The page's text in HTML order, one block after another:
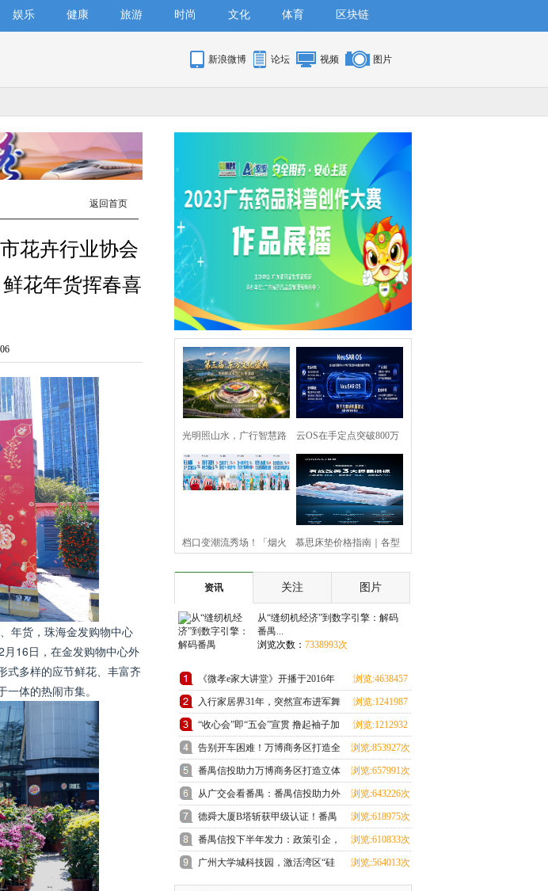
娱乐 健康 旅游 时尚 文化 体育 区块链
新浪微博 论坛 视频 图片
返回首页
花卉行业协会
花年货挥春喜
年货，珠海金发购物中心
月16日，在金发购物中心外
式多样的应节鲜花、丰富齐
体的热闹市集。
光明照山水，广行智慧路 云OS在手定点突破800万
套，盈利韧性持续释放，
睿驰领跑智能汽车软件增
档口变潮流秀场！「烟火
业带消费新势能
慕思床垫价格指南｜各型
全公开
资讯 关注 图片
从“缝纫机经济”到数字引擎：解码
番禺...
浏览次数： 7338993次
《微孝e家大讲堂》开播于2016年
浏览:4638457
次
入行家居界31年，突然宣布进军舞
蹈界？红星美凯龙究竟在闹哪
young？！
浏览:1241987
次
“收心会”即“五会”宣贯 撸起袖子加
油干
浏览:1212932
次
告别开车困难！万博商务区打造全
市第一地下环路导航
浏览:853927次
番禺信投助力万博商务区打造立体
交通，重塑番禺出行新格局
浏览:657991次
从广交会看番禺：番禺信投助力外
贸腾飞之路
浏览:643226次
德舜大厦B塔斩获甲级认证！番禺
信投赋能湾区商务新高度
浏览:618975次
番禺信投下半年发力：政策引企，
科创赋能！
浏览:610833次
广州大学城科技园，激活湾区“硅
谷”动能
浏览:564013次